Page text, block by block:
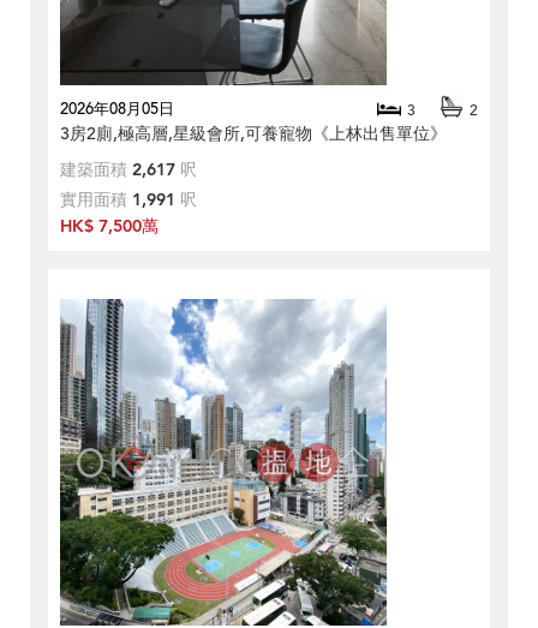
2026年08月05日 3 2
3房2廁,極高層,星級會所,可養寵物《上林出售單位》
建築面積 2,617 呎
實用面積 1,991 呎
HK$ 7,500萬